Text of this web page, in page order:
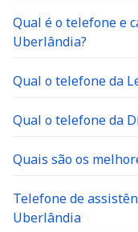
Qual é o telefone e
Uberlândia?
Qual o telefone da
Qual o telefone da
Quais são os
Telefone de
Uberlândia